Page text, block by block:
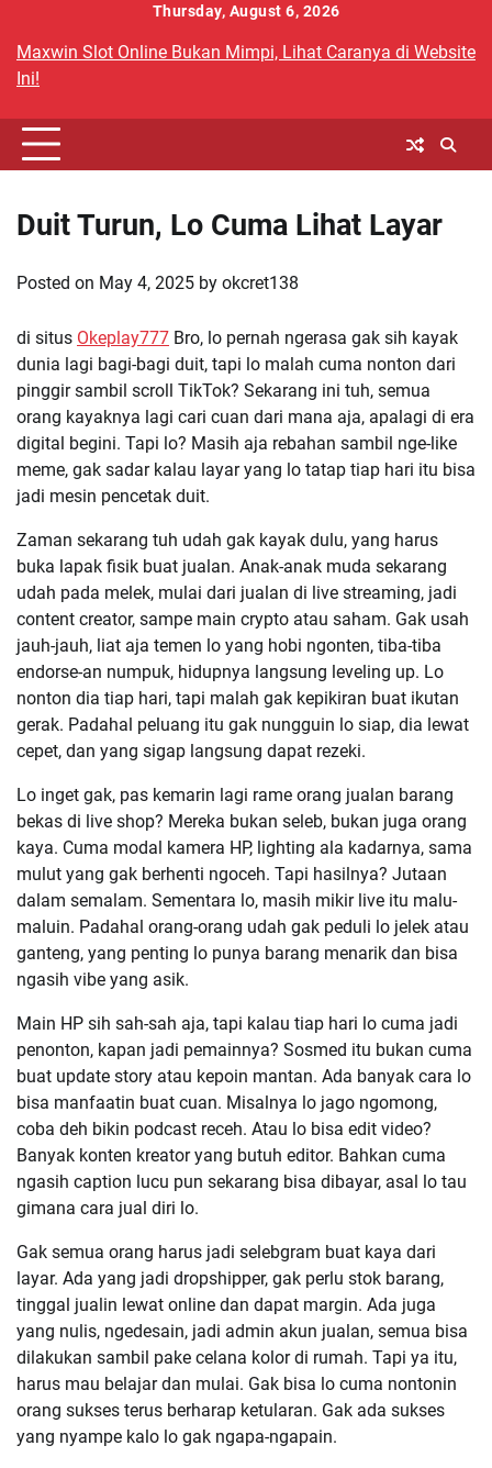
content
Thursday, August 6, 2026
Maxwin Slot Online Bukan Mimpi, Lihat Caranya di Website
Ini!
Duit Turun, Lo Cuma Lihat Layar
Posted on May 4, 2025 by okcret138
di situs Okeplay777 Bro, lo pernah ngerasa gak sih kayak
dunia lagi bagi-bagi duit, tapi lo malah cuma nonton dari
pinggir sambil scroll TikTok? Sekarang ini tuh, semua
orang kayaknya lagi cari cuan dari mana aja, apalagi di era
digital begini. Tapi lo? Masih aja rebahan sambil nge-like
meme, gak sadar kalau layar yang lo tatap tiap hari itu bisa
jadi mesin pencetak duit.
Zaman sekarang tuh udah gak kayak dulu, yang harus
buka lapak fisik buat jualan. Anak-anak muda sekarang
udah pada melek, mulai dari jualan di live streaming, jadi
content creator, sampe main crypto atau saham. Gak usah
jauh-jauh, liat aja temen lo yang hobi ngonten, tiba-tiba
endorse-an numpuk, hidupnya langsung leveling up. Lo
nonton dia tiap hari, tapi malah gak kepikiran buat ikutan
gerak. Padahal peluang itu gak nungguin lo siap, dia lewat
cepet, dan yang sigap langsung dapat rezeki.
Lo inget gak, pas kemarin lagi rame orang jualan barang
bekas di live shop? Mereka bukan seleb, bukan juga orang
kaya. Cuma modal kamera HP, lighting ala kadarnya, sama
mulut yang gak berhenti ngoceh. Tapi hasilnya? Jutaan
dalam semalam. Sementara lo, masih mikir live itu malu-
maluin. Padahal orang-orang udah gak peduli lo jelek atau
ganteng, yang penting lo punya barang menarik dan bisa
ngasih vibe yang asik.
Main HP sih sah-sah aja, tapi kalau tiap hari lo cuma jadi
penonton, kapan jadi pemainnya? Sosmed itu bukan cuma
buat update story atau kepoin mantan. Ada banyak cara lo
bisa manfaatin buat cuan. Misalnya lo jago ngomong,
coba deh bikin podcast receh. Atau lo bisa edit video?
Banyak konten kreator yang butuh editor. Bahkan cuma
ngasih caption lucu pun sekarang bisa dibayar, asal lo tau
gimana cara jual diri lo.
Gak semua orang harus jadi selebgram buat kaya dari
layar. Ada yang jadi dropshipper, gak perlu stok barang,
tinggal jualin lewat online dan dapat margin. Ada juga
yang nulis, ngedesain, jadi admin akun jualan, semua bisa
dilakukan sambil pake celana kolor di rumah. Tapi ya itu,
harus mau belajar dan mulai. Gak bisa lo cuma nontonin
orang sukses terus berharap ketularan. Gak ada sukses
yang nyampe kalo lo gak ngapa-ngapain.